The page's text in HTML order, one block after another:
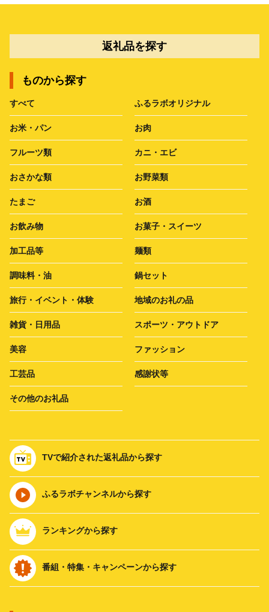
返礼品を探す
ものから探す
すべて ふるラボオリジナル
お米・パン お肉
フルーツ類 カニ・エビ
おさかな類 お野菜類
たまご お酒
お飲み物 お菓子・スイーツ
加工品等 麺類
調味料・油 鍋セット
旅行・イベント・体験 地域のお礼の品
雑貨・日用品 スポーツ・アウトドア
美容 ファッション
工芸品 感謝状等
その他のお礼品
TVで紹介された返礼品から探す
ふるラボチャンネルから探す
ランキングから探す
番組・特集・キャンペーンから探す